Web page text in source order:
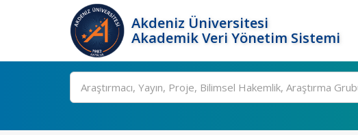
Akdeniz Üniversitesi
Akademik Veri Yönetim Sistemi
Ara